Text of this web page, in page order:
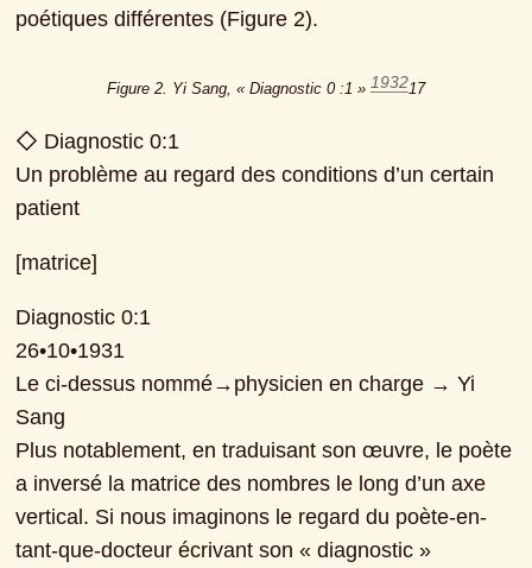
poétiques différentes (Figure 2).
Figure 2. Yi Sang, « Diagnostic 0 :1 » 193217
◇ Diagnostic 0:1
Un problème au regard des conditions d’un certain
patient
[matrice]
Diagnostic 0:1
26•10•1931
Le ci-dessus nommé→physicien en charge → Yi
Sang
Plus notablement, en traduisant son œuvre, le poète
a inversé la matrice des nombres le long d’un axe
vertical. Si nous imaginons le regard du poète-en-
tant-que-docteur écrivant son « diagnostic »